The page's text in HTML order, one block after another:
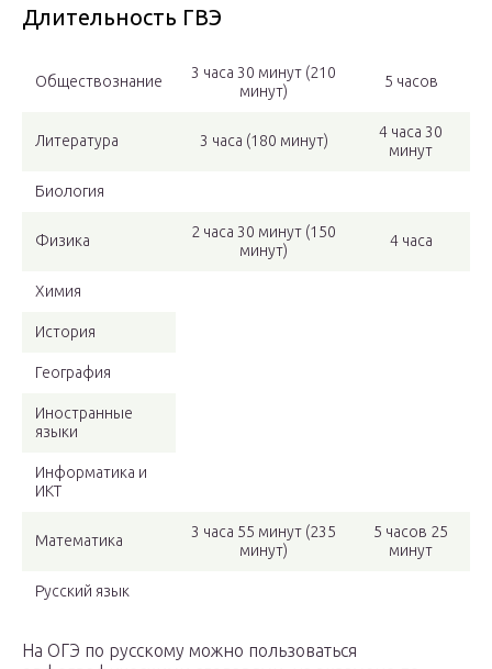
Длительность ГВЭ
Обществознание
3 часа 30 минут (210
минут)
5 часов
Литература 3 часа (180 минут)
4 часа 30
минут
Биология
Физика
2 часа 30 минут (150
минут)
4 часа
Химия
История
География
Иностранные
языки
Информатика и
ИКТ
Математика
3 часа 55 минут (235
минут)
5 часов 25
минут
Русский язык
На ОГЭ по русскому можно пользоваться